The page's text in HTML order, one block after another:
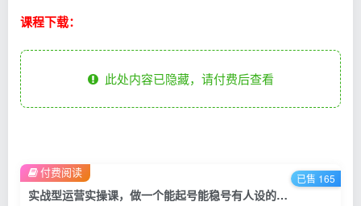
课程下载：
此处内容已隐藏，请付费后查看
实战型运营实操课，做一个能起号能稳号有人设的变现主播
付费阅读 已售 165